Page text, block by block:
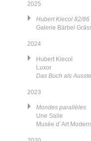
2025
Hubert Kiecol 82/86
Galerie Bärbel
2024
Hubert Kiecol
Luxor
Das Buch als
2023
Mondes parallèles
Une Salle
Musée d´Art